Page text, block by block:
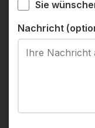
Sie
Nachricht